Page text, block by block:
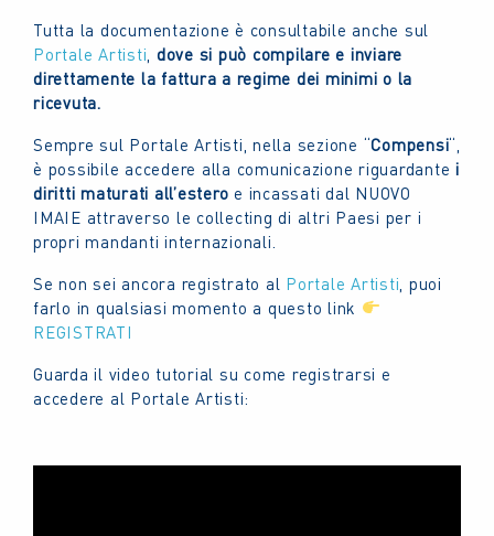
Tutta la documentazione è consultabile anche sul
Portale Artisti dove si può compilare e inviare
direttamente la fattura a regime dei minimi o la
ricevuta.
Sempre sul Portale Artisti, nella sezione “Compensi“,
è possibile accedere alla comunicazione riguardante i
diritti maturati all’estero e incassati dal NUOVO
IMAIE attraverso le collecting di altri Paesi per i
propri mandanti internazionali.
Se non sei ancora registrato al Portale Artisti , puoi
farlo in qualsiasi momento a questo link
REGISTRATI
Guarda il video tutorial su come registrarsi e
accedere al Portale Artisti: